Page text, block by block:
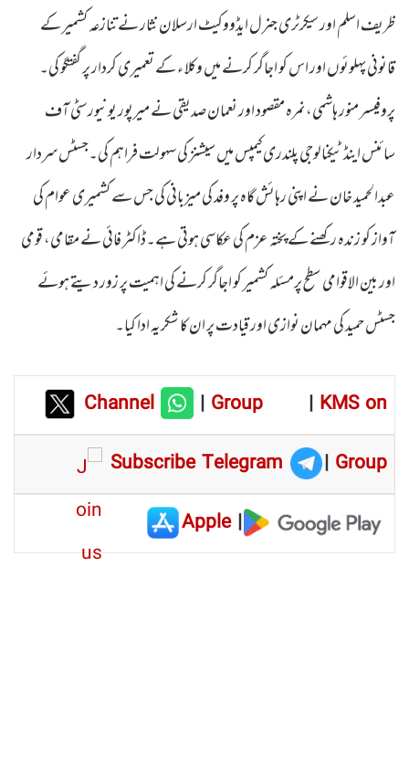
ظریف اسلم اور سیکرٹری جنرل ایڈووکیٹ ارسلان نثار نے تنازعہ کشمیر کے
قانونی پہلوئوں اور اس کو اجاگر کرنے میں وکلا ء کے تعمیری کردار پر گفتگو کی۔
پروفیسر منور ہاشمی، نمرہ مقصود اور نعمان صدیقی نے میرپور یونیورسٹی آف
سائنس اینڈ ٹیکنالوجی پلندری کیمپس میں سیشنز کی سہولت فراہم کی۔جسٹس سردار
عبدالحمید خان نے اپنی رہائش گاہ پر وفد کی میزبانی کی جس سے کشمیری عوام کی
آواز کو زندہ رکھنے کے پختہ عزم کی عکاسی ہوتی ہے۔ڈاکٹر فائی نے مقامی، قومی
اور بین الاقوامی سطح پرمسئلہ کشمیر کو اجاگر کرنے کی اہمیت پر زور دیتے ہوئے
جسٹس حمید کی مہمان نوازی اور قیادت پر ان کا شکریہ ادا کیا۔
Channel |Group | KMS on
Subscribe Telegram
| Group
|
Apple